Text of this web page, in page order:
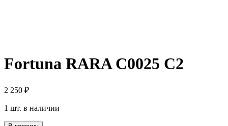
Fortuna RARA C0025 C2
2 250 ₽
1 шт. в наличии